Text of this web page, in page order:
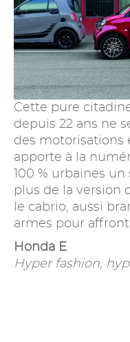
Cette pure
depuis 22 ans ne
des motorisations
apporte à la
100 % urbaines
plus de la version
le cabrio, aussi
armes pour
Honda E
Hyper fashion,